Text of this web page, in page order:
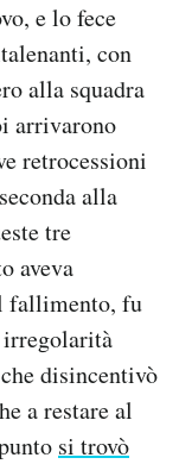
e lo fece
con
alla squadra
arrivarono
retrocessioni
alla
tre
aveva
fallimento, fu
disincentivò
a restare al
si trovò